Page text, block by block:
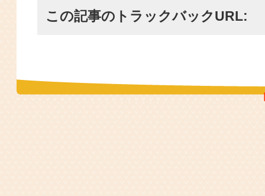
この記事のトラックバックURL: